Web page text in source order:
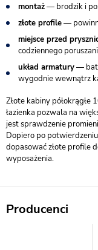
montaż— brodzik i
złote profile—
miejsce przed
codziennego
układ armatury—
wygodnie wewnątrz
Złote kabiny
łazienka pozwala na
jest sprawdzenie
Dopiero po
dopasować złote profile
wyposażenia.
Producenci